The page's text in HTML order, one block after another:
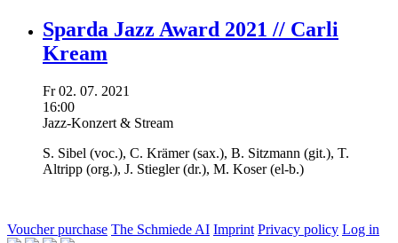
Sparda Jazz Award 2021 // Carli
Kream
Fr 02. 07. 2021
16:00
Jazz-Konzert & Stream
S. Sibel (voc.), C. Krämer(sax.), B. Sitzmann (git.), T.
Altripp (org.), J. Stiegler(dr.), M. Koser(el-b.)
Voucher purchase The Schmiede AI Imprint Privacy policy Log in